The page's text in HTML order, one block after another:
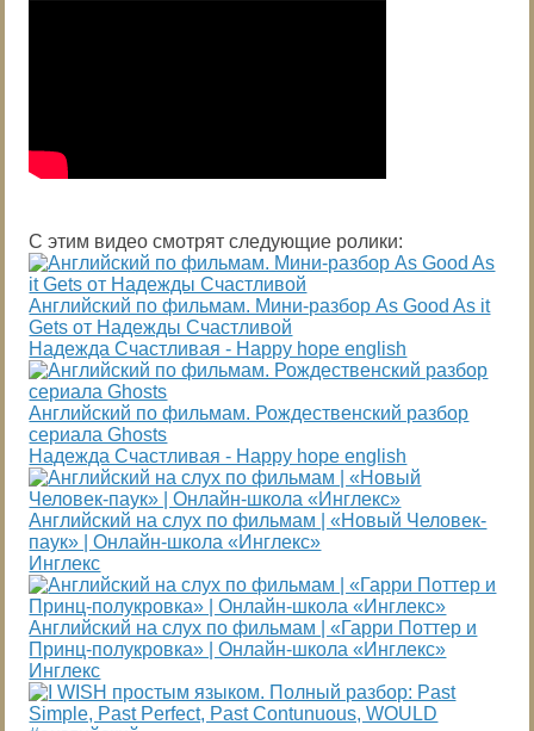
С этим видео смотрят следующие ролики:
Английский по фильмам. Мини-разбор As Good As it
Gets от Надежды Счастливой
Надежда Cчастливая - Happy hope english
Английский по фильмам. Рождественский разбор
сериала Ghosts
Надежда Cчастливая - Happy hope english
Английский на слух по фильмам | «Новый Человек-
паук» | Онлайн-школа «Инглекс»
Инглекс
Английский на слух по фильмам | «Гарри Поттер и
Принц-полукровка» | Онлайн-школа «Инглекс»
Инглекс